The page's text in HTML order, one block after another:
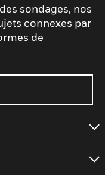
sondages, nos
connexes par
de